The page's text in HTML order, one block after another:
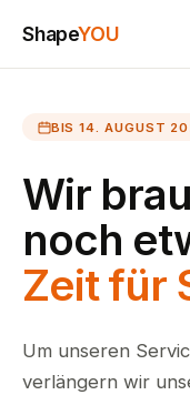
ShapeYOU
BIS 14. AUGUST
Wir
noch
Zeit für
Um unseren
verlängern wir